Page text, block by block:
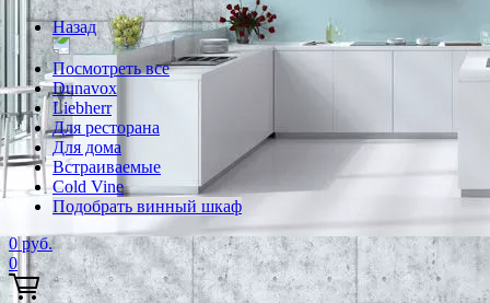
Назад
Посмотреть все
Dunavox
Liebherr
Для ресторана
Для дома
Встраиваемые
Cold Vine
Подобрать винный шкаф
0 руб.
0